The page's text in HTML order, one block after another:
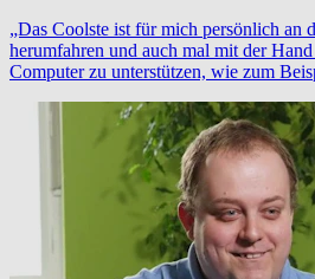
„Das Coolste ist für mich persönlich an
herumfahren und auch mal mit der
Computer zu unterstützen, wie zum